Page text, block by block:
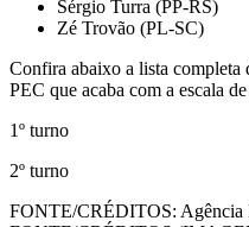
Sérgio Turra (PP-RS)
Zé Trovão (PL-SC)
Confira abaixo a lista completa
PEC que acaba com a escala
1º turno
2º turno
FONTE/CRÉDITOS: Agência